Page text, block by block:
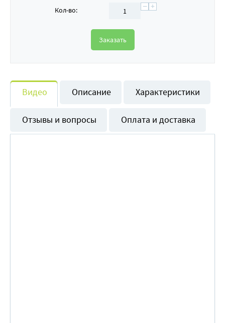
Кол-во:
+
−
Заказать
Видео Описание Характеристики
Отзывы и вопросы Оплата и доставка